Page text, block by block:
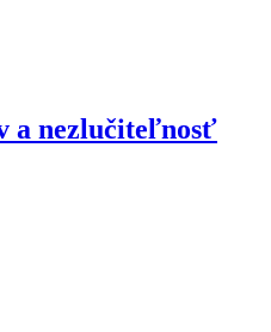
a nezlučiteľnosť